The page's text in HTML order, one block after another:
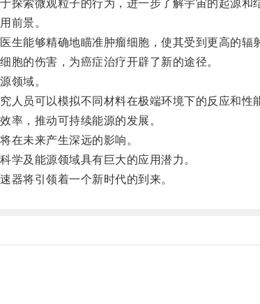
索微观粒子的行为，进一步了解宇宙的起源和
前景。
能够精确地瞄准肿瘤细胞，使其受到更高的辐
的伤害，为癌症治疗开辟了新的途径。
领域。
员可以模拟不同材料在极端环境下的反应和性
，推动可持续能源的发展。
未来产生深远的影响。
及能源领域具有巨大的应用潜力。
将引领着一个新时代的到来。